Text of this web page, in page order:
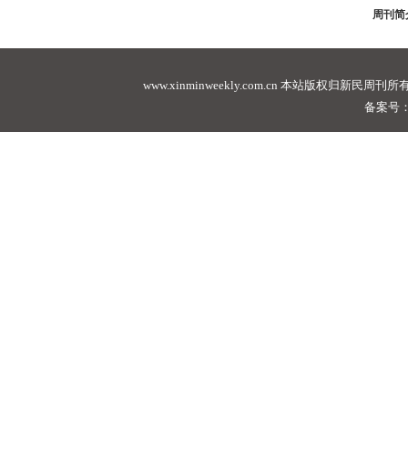
周刊简
www.xinminweekly.com.cn 本站版权归新民周刊所
备案号